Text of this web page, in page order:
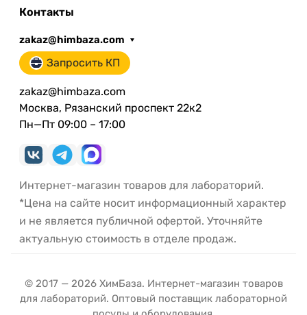
Контакты
zakaz@himbaza.com
Запросить КП
zakaz@himbaza.com
Москва, Рязанский проспект 22к2
Пн—Пт 09:00 – 17:00
Интернет-магазин товаров для лабораторий.
*Цена на сайте носит информационный характер
и не является публичной офертой. Уточняйте
актуальную стоимость в отделе продаж.
© 2017 — 2026 ХимБаза. Интернет-магазин товаров
для лабораторий. Оптовый поставщик лабораторной